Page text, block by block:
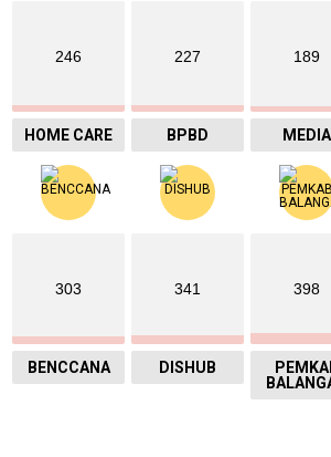
246
HOME CARE
227
BPBD
189
MEDIA
303
BENCCANA
341
DISHUB
398